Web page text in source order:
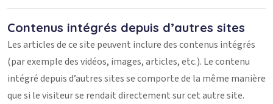
Contenus intégrés depuis d’autres sites
Les articles de ce site peuvent inclure des contenus intégrés
(par exemple des vidéos, images, articles, etc.). Le contenu
intégré depuis d’autres sites se comporte de la même manière
que si le visiteur se rendait directement sur cet autre site.